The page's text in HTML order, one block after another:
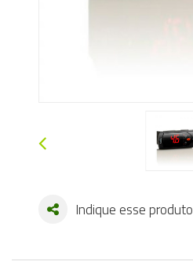
Indique esse produto